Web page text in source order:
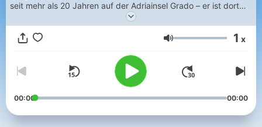
seit mehr als 20 Jahren auf der Adriainsel Grado – er ist dort
mit einer italienischen Familie verheiratet. Der Podcast ist für
Touristen und Insider, er begleitet euch durchs ganze Jahr, ob
im trubeligen Hochsommer oder in der entspannten
Insiderwissen – aber auch nützliche Tipps für euren Urlaub und
ganz viele Anregungen für mehr Italianità im Alltag. Fragen,
Wünsche, Anregungen? Schreibt an radioadria@gmx.de Hier
geht's zum Blog, Post aus Italien: https://postausitalien.com
https://www.studiovenezia.de
Volume 1 x
00:00 00:00